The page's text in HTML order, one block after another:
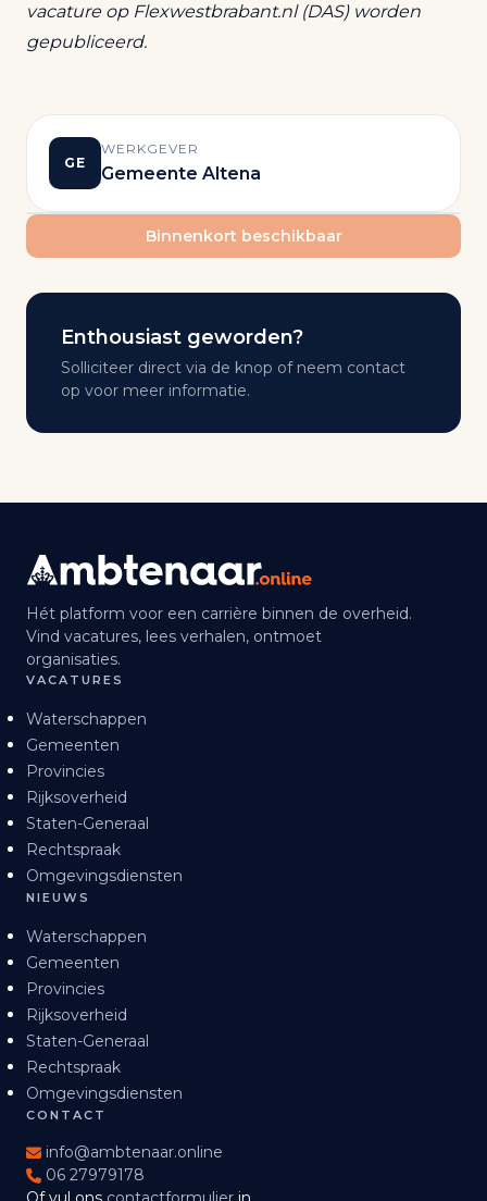
vacature op Flexwestbrabant.nl (DAS) worden
gepubliceerd.
GE
WERKGEVER
Gemeente Altena
Binnenkort beschikbaar
Enthousiast geworden?
Solliciteer direct via de knop of neem contact
op voor meer informatie.
Hét platform voor een carrière binnen de overheid.
Vind vacatures, lees verhalen, ontmoet
organisaties.
VACATURES
Waterschappen
Gemeenten
Provincies
Rijksoverheid
Staten-Generaal
Rechtspraak
Omgevingsdiensten
NIEUWS
Waterschappen
Gemeenten
Provincies
Rijksoverheid
Staten-Generaal
Rechtspraak
Omgevingsdiensten
CONTACT
info@ambtenaar.online
06 27979178